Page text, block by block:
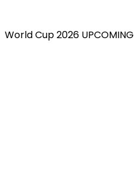
World Cup 2026 UPCOMING